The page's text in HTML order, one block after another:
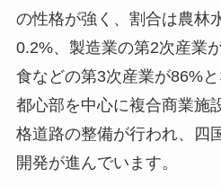
の性格が強く、割合は農林
0.2%、製造業の第2次産業
食などの第3次産業が86%と
都心部を中心に複合商業施
格道路の整備が行われ、四
開発が進んでいます。